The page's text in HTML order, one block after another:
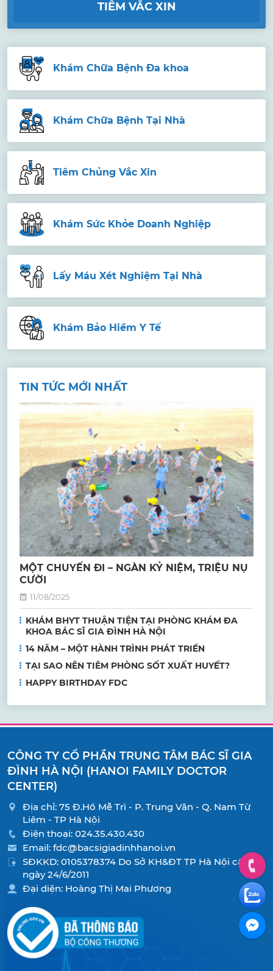
TIÊM VẮC XIN
Khám Chữa Bệnh Đa khoa
Khám Chữa Bệnh Tại Nhà
Tiêm Chủng Vắc Xin
Khám Sức Khỏe Doanh Nghiệp
Lấy Máu Xét Nghiệm Tại Nhà
Khám Bảo Hiểm Y Tế
TIN TỨC MỚI NHẤT
MỘT CHUYẾN ĐI – NGÀN KỶ NIỆM, TRIỆU NỤ
CƯỜI
11/08/2025
KHÁM BHYT THUẬN TIỆN TẠI PHÒNG KHÁM ĐA
KHOA BÁC SĨ GIA ĐÌNH HÀ NỘI
14 NĂM – MỘT HÀNH TRÌNH PHÁT TRIỂN
TẠI SAO NÊN TIÊM PHÒNG SỐT XUẤT HUYẾT?
HAPPY BIRTHDAY FDC
CÔNG TY CỔ PHẦN TRUNG TÂM BÁC SĨ GIA
ĐÌNH HÀ NỘI (HANOI FAMILY DOCTOR
CENTER)
Địa chỉ: 75 Đ.Hồ Mễ Trì - P. Trung Văn - Q. Nam Từ
Liêm - TP Hà Nội
Điện thoại: 024.35.430.430
Email: fdc@bacsigiadinhhanoi.vn
SĐKKD: 0105378374 Do Sở KH&ĐT TP Hà Nội cấp
ngày 24/6/2011
Đại diện: Hoàng Thị Mai Phương